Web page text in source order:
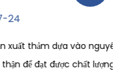
liệu thô được lựa
sản phẩm ổn định